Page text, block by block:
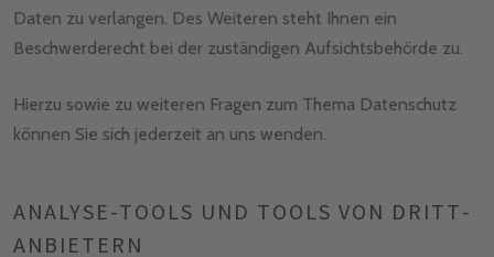
Daten zu verlangen. Des Weiteren steht Ihnen ein
Beschwerderecht bei der zuständigen Aufsichtsbehörde zu.
Hierzu sowie zu weiteren Fragen zum Thema Datenschutz
können Sie sich jederzeit an uns wenden.
ANALYSE-TOOLS UND TOOLS VON DRITT­
ANBIETERN